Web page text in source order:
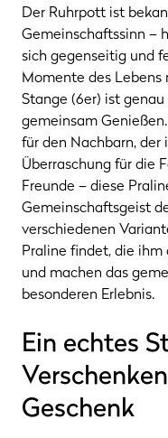
Der Ruhrpott ist
Gemeinschaftssinn –
sich gegenseitig und
Momente des Lebens
Stange (6er) ist
gemeinsam
für den Nachbarn, der
Überraschung für die
Freunde – diese
Gemeinschaftsgeist
verschiedenen
Praline findet, die ihm
und machen das
besonderen Erlebnis.
Ein echtes
Geschenk